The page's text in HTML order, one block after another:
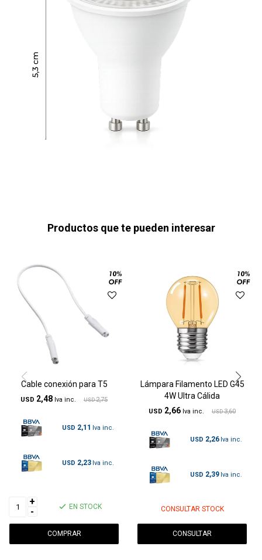
Productos que te pueden interesar
Cable conexión para T5
USD 2,48 USD 2,75
USD 2,11
USD 2,23
+
-
EN STOCK
Lámpara Filamento LED G45
4W Ultra Cálida
USD 2,66 USD 3,60
USD 2,26
USD 2,39
CONSULTAR STOCK
CONSULTAR